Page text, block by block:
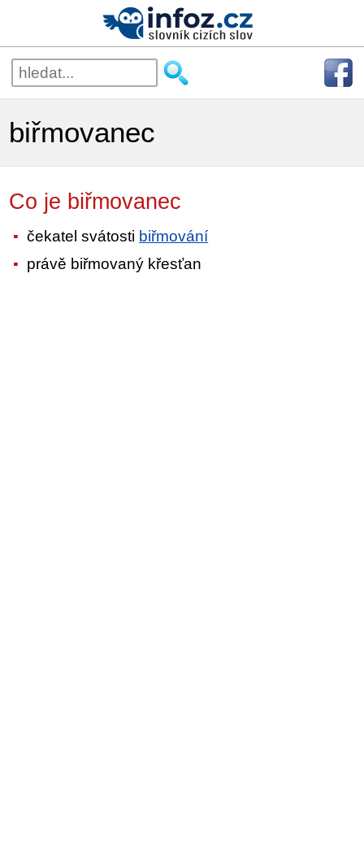
biřmovanec
Co je biřmovanec
čekatel svátosti biřmování
právě biřmovaný křesťan